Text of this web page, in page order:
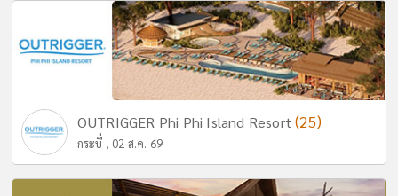
OUTRIGGER Phi Phi Island Resort(25)
กระบี่ , 02 ส.ค. 69